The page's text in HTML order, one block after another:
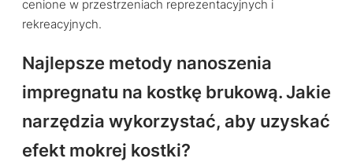
cenione w przestrzeniach reprezentacyjnych i
rekreacyjnych.
Najlepsze metody nanoszenia
impregnatu na kostkę brukową. Jakie
narzędzia wykorzystać, aby uzyskać
efekt mokrej kostki?